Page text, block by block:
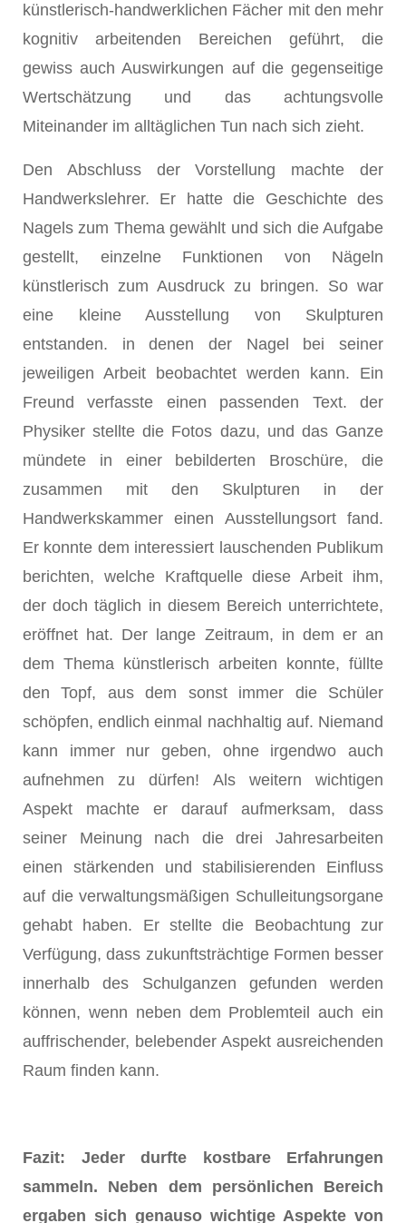
künstlerisch-handwerklichen Fächer mit den mehr
kognitiv arbeitenden Bereichen geführt, die
gewiss auch Auswirkungen auf die gegenseitige
Wertschätzung und das achtungsvolle
Miteinander im alltäglichen Tun nach sich zieht.
Den Abschluss der Vorstellung machte der
Handwerkslehrer. Er hatte die Geschichte des
Nagels zum Thema gewählt und sich die Aufgabe
gestellt, einzelne Funktionen von Nägeln
künstlerisch zum Ausdruck zu bringen. So war
eine kleine Ausstellung von Skulpturen
entstanden. in denen der Nagel bei seiner
jeweiligen Arbeit beobachtet werden kann. Ein
Freund verfasste einen passenden Text. der
Physiker stellte die Fotos dazu, und das Ganze
mündete in einer bebilderten Broschüre, die
zusammen mit den Skulpturen in der
Handwerkskammer einen Ausstellungsort fand.
Er konnte dem interessiert lauschenden Publikum
berichten, welche Kraftquelle diese Arbeit ihm,
der doch täglich in diesem Bereich unterrichtete,
eröffnet hat. Der lange Zeitraum, in dem er an
dem Thema künstlerisch arbeiten konnte, füllte
den Topf, aus dem sonst immer die Schüler
schöpfen, endlich einmal nachhaltig auf. Niemand
kann immer nur geben, ohne irgendwo auch
aufnehmen zu dürfen! Als weitern wichtigen
Aspekt machte er darauf aufmerksam, dass
seiner Meinung nach die drei Jahresarbeiten
einen stärkenden und stabilisierenden Einfluss
auf die verwaltungsmäßigen Schulleitungsorgane
gehabt haben. Er stellte die Beobachtung zur
Verfügung, dass zukunftsträchtige Formen besser
innerhalb des Schulganzen gefunden werden
können, wenn neben dem Problemteil auch ein
auffrischender, belebender Aspekt ausreichenden
Raum finden kann.
Fazit: Jeder durfte kostbare Erfahrungen
sammeln. Neben dem persönlichen Bereich
ergaben sich genauso wichtige Aspekte von